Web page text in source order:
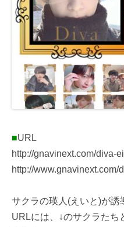
■URL
http://gnavinext.com/diva-
http://www.gnavinext.com/
サクラの瑛人(えいと)が
URLには、↓のサクラたち